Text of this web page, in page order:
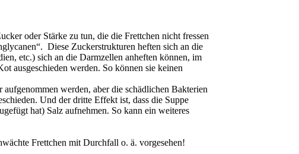
oder Stärke zu tun, die die Frettchen nicht fressen
Diese Zuckerstrukturen heften sich an die
etc.) sich an die Darmzellen anheften können, im
ausgeschieden werden. So können sie keinen
werden, aber die schädlichen Bakterien
Und der dritte Effekt ist, dass die Suppe
hat) Salz aufnehmen. So kann ein weiteres
Frettchen mit Durchfall o. ä. vorgesehen!